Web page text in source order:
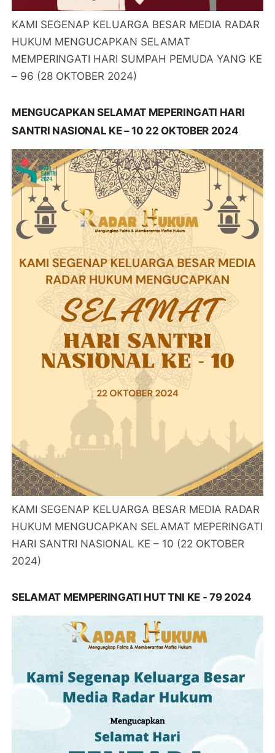
KAMI SEGENAP KELUARGA BESAR MEDIA RADAR
HUKUM MENGUCAPKAN SELAMAT
MEMPERINGATI HARI SUMPAH PEMUDA YANG KE
– 96 (28 OKTOBER 2024)
MENGUCAPKAN SELAMAT MEPERINGATI HARI
SANTRI NASIONAL KE – 10 22 OKTOBER 2024
KAMI SEGENAP KELUARGA BESAR MEDIA RADAR
HUKUM MENGUCAPKAN SELAMAT MEPERINGATI
HARI SANTRI NASIONAL KE – 10 (22 OKTOBER
2024)
SELAMAT MEMPERINGATI HUT TNI KE - 79 2024